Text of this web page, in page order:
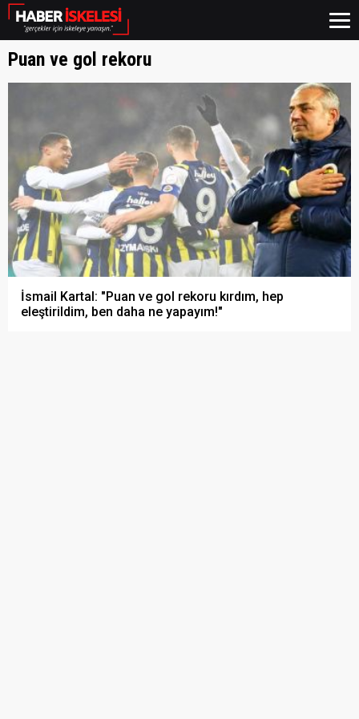
Puan ve gol rekoru
İsmail Kartal: "Puan ve gol rekoru kırdım, hep
eleştirildim, ben daha ne yapayım!"